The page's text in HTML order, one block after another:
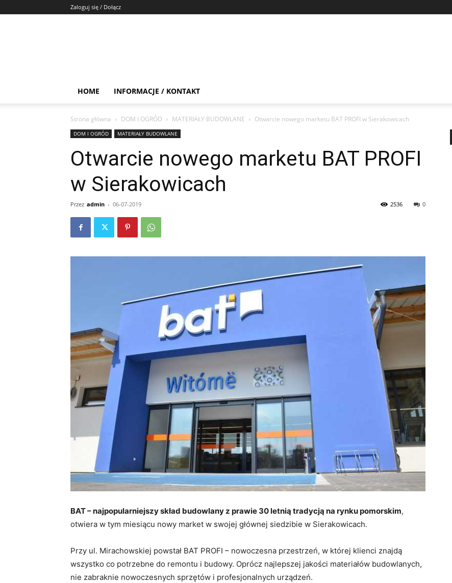
Zaloguj się / Dołącz
HOME INFORMACJE / KONTAKT
Strona główna DOM I OGRÓD MATERIAŁY BUDOWLANE Otwarcie nowego marketu BAT PROFI w Sierakowicach
DOM I OGRÓD MATERIAŁY BUDOWLANE
Otwarcie nowego marketu BAT PROFI
w Sierakowicach
Przez admin - 06-07-2019 0
2536
BAT – najpopularniejszy skład budowlany z prawie 30 letnią tradycją na rynku pomorskim,
otwiera w tym miesiącu nowy market w swojej głównej siedzibie w Sierakowicach.
Przy ul. Mirachowskiej powstał BAT PROFI – nowoczesna przestrzeń, w której klienci znajdą
wszystko co potrzebne do remontu i budowy. Oprócz najlepszej jakości materiałów budowlanych,
nie zabraknie nowoczesnych sprzętów i profesjonalnych urządzeń.